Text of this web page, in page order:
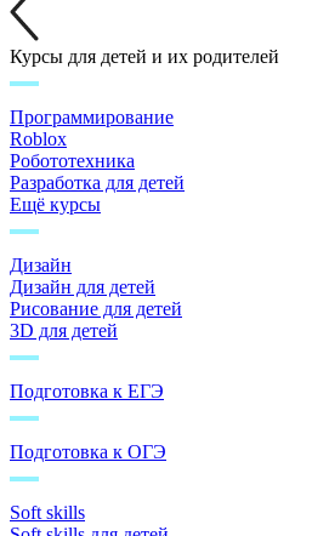
Курсы для детей и их родителей
Программирование
Roblox
Робототехника
Разработка для детей
Ещё курсы
Дизайн
Дизайн для детей
Рисование для детей
3D для детей
Подготовка к ЕГЭ
Подготовка к ОГЭ
Soft skills